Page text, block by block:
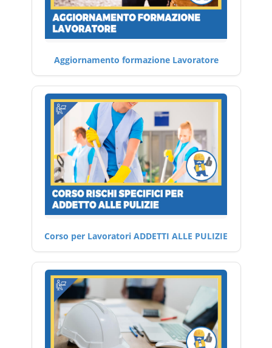
Aggiornamento formazione Lavoratore
Corso per Lavoratori ADDETTI ALLE PULIZIE